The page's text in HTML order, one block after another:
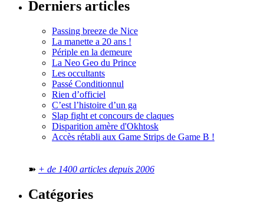
Derniers articles
Passing breeze de Nice
La manette a 20 ans !
Périple en la demeure
La Neo Geo du Prince
Les occultants
Passé Conditionnul
Rien d’officiel
C’est l’histoire d’un ga
Slap fight et concours de claques
Disparition amère d'Okhtosk
Accès rétabli aux Game Strips de Game B !
➽ + de 1400 articles depuis 2006
Catégories